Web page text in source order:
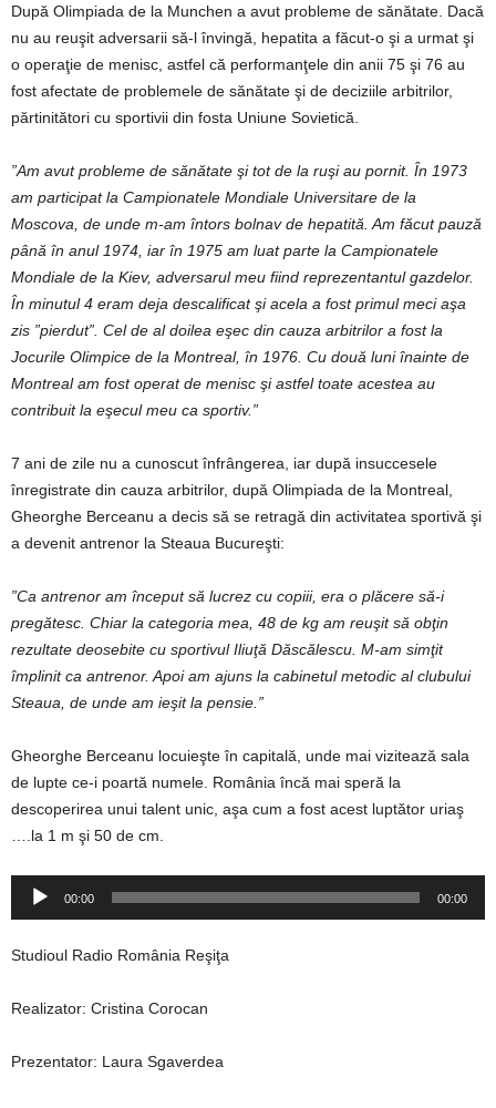
După Olimpiada de la Munchen a avut probleme de sănătate. Dacă
nu au reuşit adversarii să-l învingă, hepatita a făcut-o şi a urmat şi
o operaţie de menisc, astfel că performanţele din anii 75 şi 76 au
fost afectate de problemele de sănătate şi de deciziile arbitrilor,
părtinitători cu sportivii din fosta Uniune Sovietică.
”Am avut probleme de sănătate şi tot de la ruşi au pornit. În 1973
am participat la Campionatele Mondiale Universitare de la
Moscova, de unde m-am întors bolnav de hepatită. Am făcut pauză
până în anul 1974, iar în 1975 am luat parte la Campionatele
Mondiale de la Kiev, adversarul meu fiind reprezentantul gazdelor.
În minutul 4 eram deja descalificat şi acela a fost primul meci aşa
zis ”pierdut”. Cel de al doilea eşec din cauza arbitrilor a fost la
Jocurile Olimpice de la Montreal, în 1976. Cu două luni înainte de
Montreal am fost operat de menisc şi astfel toate acestea au
contribuit la eşecul meu ca sportiv.”
7 ani de zile nu a cunoscut înfrângerea, iar după insuccesele
înregistrate din cauza arbitrilor, după Olimpiada de la Montreal,
Gheorghe Berceanu a decis să se retragă din activitatea sportivă şi
a devenit antrenor la Steaua Bucureşti:
”Ca antrenor am început să lucrez cu copiii, era o plăcere să-i
pregătesc. Chiar la categoria mea, 48 de kg am reuşit să obţin
rezultate deosebite cu sportivul Iliuţă Dăscălescu. M-am simţit
împlinit ca antrenor. Apoi am ajuns la cabinetul metodic al clubului
Steaua, de unde am ieşit la pensie.”
Gheorghe Berceanu locuieşte în capitală, unde mai vizitează sala
de lupte ce-i poartă numele. România încă mai speră la
descoperirea unui talent unic, aşa cum a fost acest luptător uriaş
….la 1 m şi 50 de cm.
Player
00:00 00:00
Studioul Radio România Reşiţa
Realizator: Cristina Corocan
Prezentator: Laura Sgaverdea